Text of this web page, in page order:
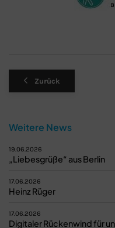
Zurück
Weitere News
19.06.2026
„Liebesgrüße“ aus Berlin
17.06.2026
Heinz Rüger
17.06.2026
Digitaler Rückenwind für